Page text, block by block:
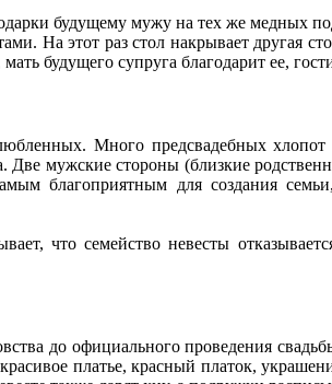
будущему мужу на тех же медных
На этот раз стол накрывает другая
будущего супруга благодарит ее,
Много предсвадебных
Две мужские стороны (близкие
благоприятным для создания
что семейство невесты
до официального проведения
платье, красный платок,